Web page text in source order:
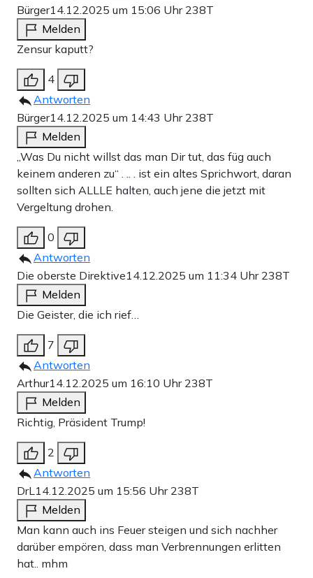
Bürger14.12.2025 um 15:06 Uhr 238T
Melden
Zensur kaputt?
4
Antworten
Bürger14.12.2025 um 14:43 Uhr 238T
Melden
„Was Du nicht willst das man Dir tut, das füg auch
keinem anderen zu“ . .. . ist ein altes Sprichwort, daran
sollten sich ALLLE halten, auch jene die jetzt mit
Vergeltung drohen.
0
Antworten
Die oberste Direktive14.12.2025 um 11:34 Uhr 238T
Melden
Die Geister, die ich rief…
7
Antworten
Arthur14.12.2025 um 16:10 Uhr 238T
Melden
Richtig, Präsident Trump!
2
Antworten
DrL14.12.2025 um 15:56 Uhr 238T
Melden
Man kann auch ins Feuer steigen und sich nachher
darüber empören, dass man Verbrennungen erlitten
hat.. mhm